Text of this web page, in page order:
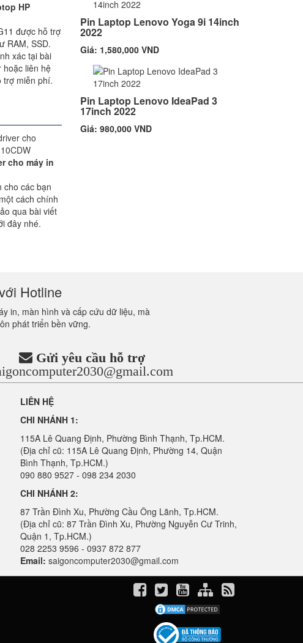
HP
được hỗ trợ
RAM, SSD.
xác tại bài
hoặc liên hệ
trợ miễn phí.
cho máy in
cho các bạn
cách chính
qua bài viết
đây nhé.
Pin Laptop Lenovo Yoga 9i 14inch
2022
Giá: 1,580,000 VND
Pin Laptop Lenovo IdeaPad 3
17inch 2022
Giá: 980,000 VND
Hotline
in, màn hình và cấp cứu dữ liệu, mà
phát triển bền vững.
Gửi yêu cầu hỗ trợ
LIÊN HỆ
CHI NHÁNH 1:
115A Lê Quang Định, Phường Bình Thạnh, Tp.HCM.
(Địa chỉ cũ: 115A Lê Quang Định, Phường 14, Quận
Bình Thạnh, Tp.HCM.)
090 880 9527 - 098 234 2030
CHI NHÁNH 2:
87 Trần Đình Xu, Phường Cầu Ông Lãnh, Tp.HCM.
(Địa chỉ cũ: 87 Trần Đình Xu, Phường Nguyễn Cư Trinh,
Quận 1, Tp.HCM.)
028 2253 9596 - 0937 872 877
Email: saigoncomputer2030@gmail.com